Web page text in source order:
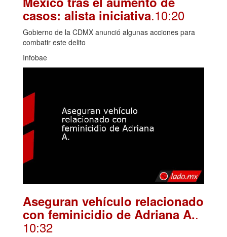
casos: alista iniciativa.10:20
Gobierno de la CDMX anunció algunas acciones para
combatir este delito
Infobae
Aseguran vehículo relacionado
con feminicidio de Adriana A..
10:32